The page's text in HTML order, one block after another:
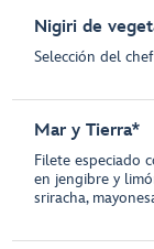
Nigiri de
Selección del
Mar y Tierra*
Filete especiado
en jengibre y
sriracha,